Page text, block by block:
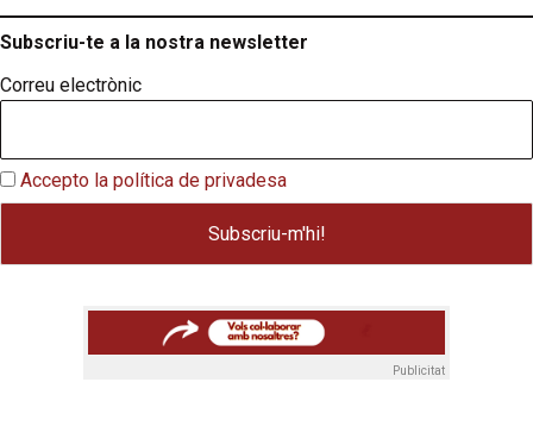
Subscriu-te a la nostra newsletter
Correu electrònic
Accepto la política de privadesa
Publicitat